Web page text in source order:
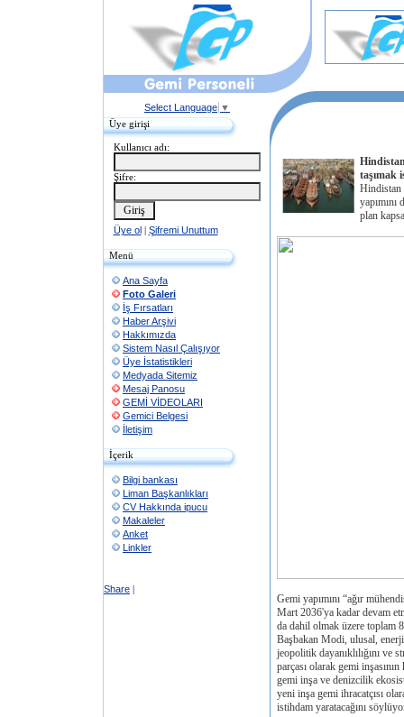
Select Language ▼
Üye girişi
Kullanıcı adı:
Şifre:
Üye ol| Şifremi Unuttum
Menü
Ana Sayfa
Foto Galeri
İş Fırsatları
Haber Arşivi
Hakkımızda
Sistem Nasıl Çalışıyor
Üye İstatistikleri
Medyada Sitemiz
Mesaj Panosu
GEMİ VİDEOLARI
Gemici Belgesi
İletişim
İçerik
Bilgi bankası
Liman Başkanlıkları
CV Hakkında ipucu
Makaleler
Anket
Linkler
Share |
taşımak
Hindistan
plan
Gemi yapımını “ağır
Mart 2036'ya kadar devam
da dahil olmak üzere toplam
Başbakan Modi, ulusal,
jeopolitik dayanıklılığını
parçası olarak gemi
gemi inşa ve denizcilik
yeni inşa gemi ihracatçısı
istihdam yaratacağını